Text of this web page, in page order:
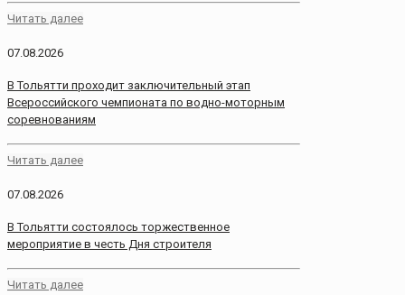
Читать далее
07.08.2026
В Тольятти проходит заключительный этап
Всероссийского чемпионата по водно-моторным
соревнованиям
Читать далее
07.08.2026
В Тольятти состоялось торжественное
мероприятие в честь Дня строителя
Читать далее